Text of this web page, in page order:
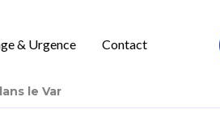
& Urgence Contact
le Var